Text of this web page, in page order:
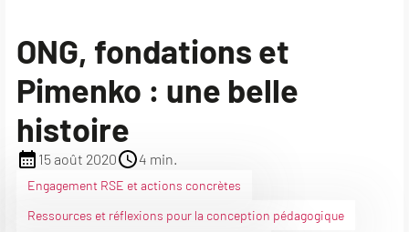
ONG, fondations et
Pimenko : une belle
histoire
15 août 2020 4 min.
Engagement RSE et actions concrètes
Ressources et réflexions pour la conception pédagogique